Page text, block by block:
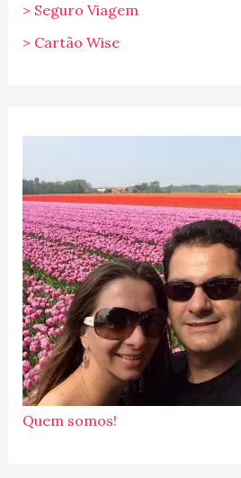
> Seguro Viagem
> Cartão Wise
Quem somos!